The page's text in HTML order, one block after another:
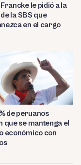
le pidió a la
la SBS que
en el cargo
de peruanos
que se mantenga el
económico con